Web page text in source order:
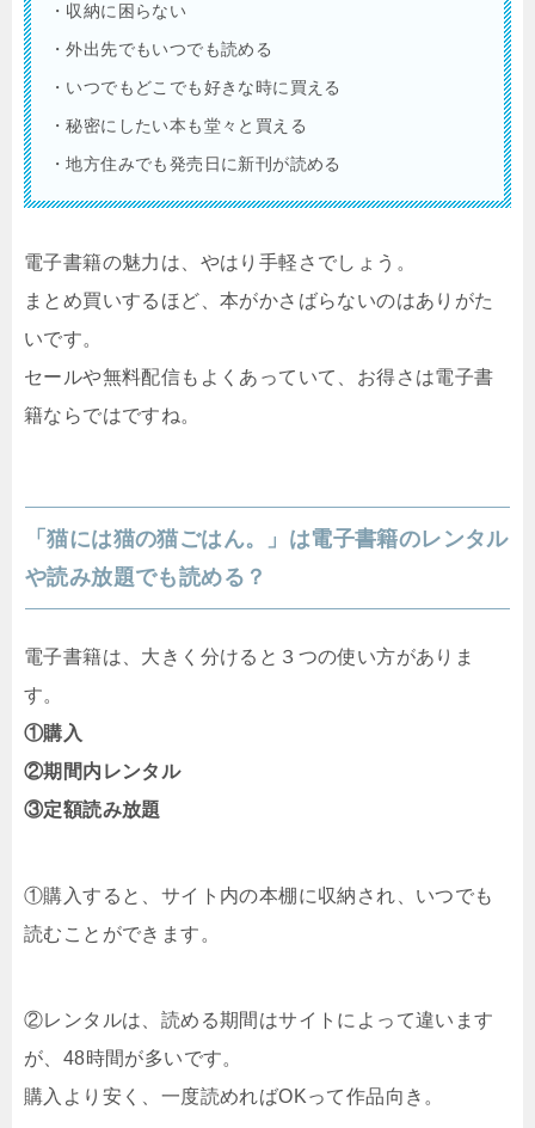
・収納に困らない
・外出先でもいつでも読める
・いつでもどこでも好きな時に買える
・秘密にしたい本も堂々と買える
・地方住みでも発売日に新刊が読める
電子書籍の魅力は、やはり手軽さでしょう。
まとめ買いするほど、本がかさばらないのはありがた
いです。
セールや無料配信もよくあっていて、お得さは電子書
籍ならではですね。
「猫には猫の猫ごはん。」は電子書籍のレンタル
や読み放題でも読める？
電子書籍は、大きく分けると３つの使い方がありま
す。
①購入
②期間内レンタル
③定額読み放題
①購入すると、サイト内の本棚に収納され、いつでも
読むことができます。
②レンタルは、読める期間はサイトによって違います
が、48時間が多いです。
購入より安く、一度読めればOKって作品向き。